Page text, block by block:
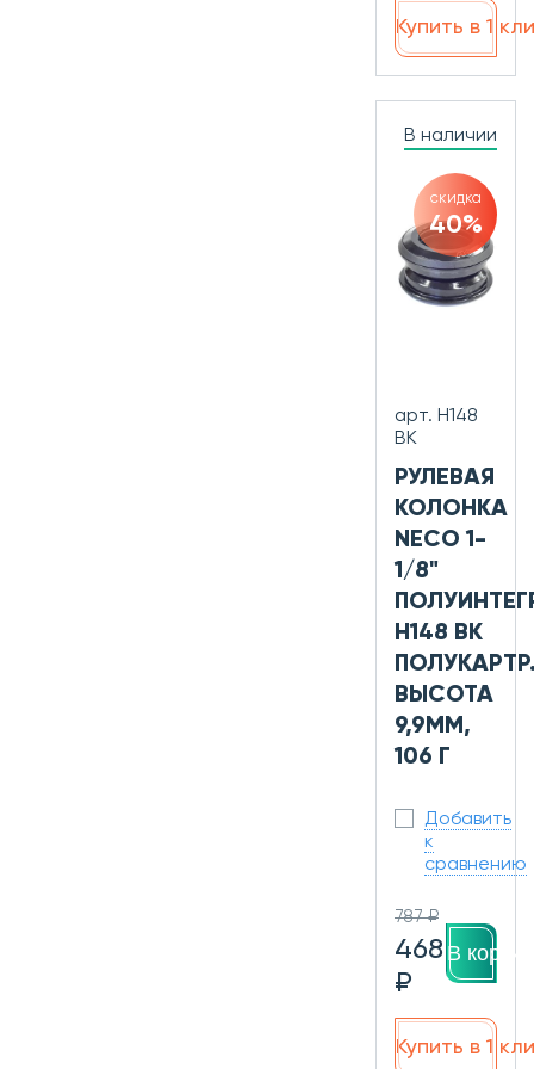
Купить в 1
В наличии
скидка
40%
арт. H148
BK
РУЛЕВАЯ
КОЛОНКА
NECO 1-
1/8"
H148 BK
ВЫСОТА
9,9ММ,
106 Г
Добавить
к
сравнению
787 ₽
468
₽
В
Купить в 1